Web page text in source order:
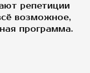
репетиции
возможное,
программа.